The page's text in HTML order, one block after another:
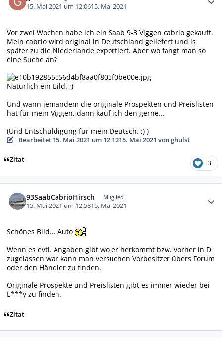
15. Mai 2021 um 12:0615. Mai 2021
Vor zwei Wochen habe ich ein Saab 9-3 Viggen cabrio gekauft.
Mein cabrio wird original in Deutschland geliefert und is
später zu die Niederlande exportiert. Aber wo fangt man so
eine Suche an?
Naturlich ein Bild. ;)
Und wann jemandem die originale Prospekten und Preislisten
hat für mein Viggen, dann kauf ich den gerne...
(Und Entschuldigung für mein Deutsch. ;) )
Bearbeitet 15. Mai 2021 um 12:1215. Mai 2021 von ghulst
Zitat 3
93SaabCabrioHirsch Mitglied
15. Mai 2021 um 12:5815. Mai 2021
Schönes Bild... Auto
Wenn es evtl. Angaben gibt wo er herkommt bzw. vorher in D
zugelassen war kann man versuchen Vorbesitzer übers Forum
oder den Händler zu finden.
Originale Prospekte und Preislisten gibt es immer wieder bei
E***y zu finden.
Zitat